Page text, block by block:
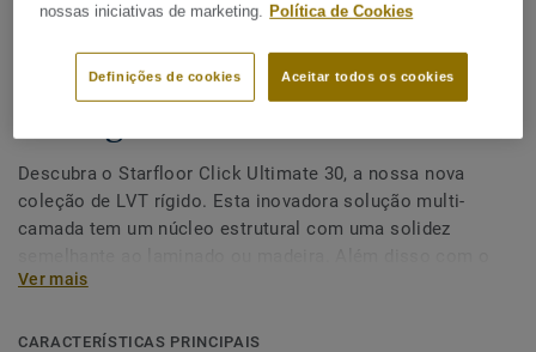
Starfloor Click Ultimate 30 -
Descubra o Starfloor Click Ultimate 30, a nossa nova
coleção de LVT rígido. Esta inovadora solução multi-
camada tem um núcleo estrutural com uma solidez
acabamento impermeável característico do LVT, esta
escondendo até algumas pequenas imperfeições do
Ver mais
CARACTERÍSTICAS PRINCIPAIS
nossas iniciativas de marketing.
Política de Cookies
Aceitar todos os cookies
Definições de cookies